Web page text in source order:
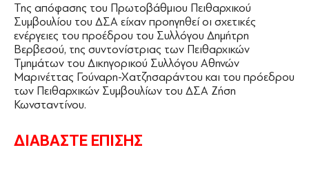
Της απόφασης του Πρωτοβάθμιου Πειθαρχικού
Συμβουλίου του ΔΣΑ είχαν προηγηθεί οι σχετικές
ενέργειες του προέδρου του Συλλόγου Δημήτρη
Βερβεσού, της συντονίστριας των Πειθαρχικών
Τμημάτων του Δικηγορικού Συλλόγου Αθηνών
Μαρινέττας Γούναρη-Χατζησαράντου και του πρόεδρου
των Πειθαρχικών Συμβουλίων του ΔΣΑ Ζήση
Κωνσταντίνου.
ΔΙΑΒΑΣΤΕ ΕΠΙΣΗΣ